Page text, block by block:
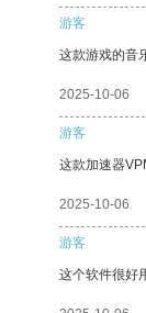
游客
这款游戏的音
2025-10-06
游客
这款加速器
2025-10-06
游客
这个软件很好